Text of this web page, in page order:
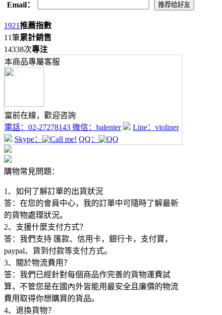
Email：
1921推薦指數
11筆累計銷售
14338次專注
本商品專屬客服
當前在線，歡迎咨詢
電話： 02-27278143 微信： balenter Line： violiner
Skype：
QQ：
購物常見問題：
1、如何了解訂單的出貨狀況
答：在您的會員中心，我的訂單中可隨時了解最新
的貨物處理狀況。
2、支援什麼支付方式？
答：我們支持 匯款、信用卡，銀行卡，支付寶，
paypal、貨到付款等支付方式。
3、關於物流費用？
答：我們已經針對每個商品作完善的貨物運費試
算，不管您是在國內外皆能用最安全且廉價的物流
費用取得你想購買的貨品。
4、退換貨物？